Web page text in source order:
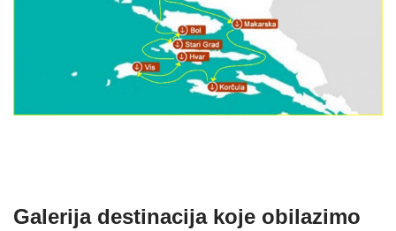
Galerija destinacija koje obilazimo